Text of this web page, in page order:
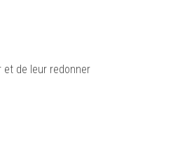
de leur redonner